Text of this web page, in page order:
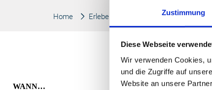
Zustimmung
Diese Webseite
Wir verwenden Cookies,
und die Zugriffe auf
Website an unsere
Home Erleben Veranstaltungen